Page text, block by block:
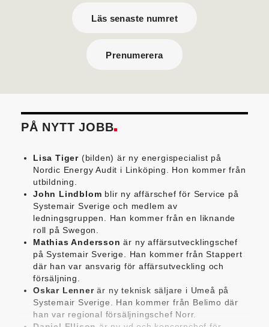
Läs senaste numret
Prenumerera
PÅ NYTT JOBB
Lisa Tiger (bilden) är ny energispecialist på
Nordic Energy Audit i Linköping. Hon kommer från
utbildning.
John Lindblom blir ny affärschef för Service på
Systemair Sverige och medlem av
ledningsgruppen. Han kommer från en liknande
roll på Swegon.
Mathias Andersson är ny affärsutvecklingschef
på Systemair Sverige. Han kommer från Stappert
där han var ansvarig för affärsutveckling och
försäljning.
Oskar Lennerär ny teknisk säljare i Umeå på
Systemair Sverige. Han kommer från Belimo där
han var regional försäljningschef Norr.